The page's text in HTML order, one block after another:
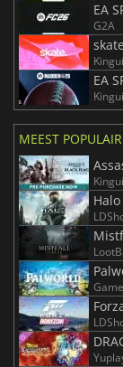
EA
G2A
EA
MEEST POPULAIR